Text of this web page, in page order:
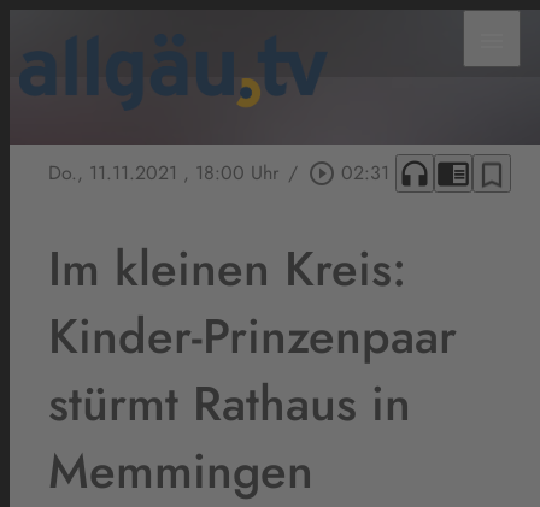
Do., 11.11.2021 , 18:00 Uhr / play_circle_outline 02:31 headphones chrome_reader_mode bookmark_border
Im kleinen Kreis:
Kinder-Prinzenpaar
stürmt Rathaus in
Memmingen